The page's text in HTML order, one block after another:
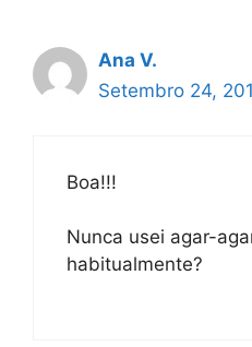
Ana V.
Setembro 24,
Boa!!!
Nunca usei agar-
habitualmente?